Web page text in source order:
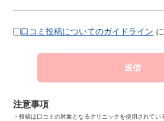
口コミ投稿についてのガイドライン
送信
注意事項
・投稿は口コミの対象となるクリニックを使用されてい